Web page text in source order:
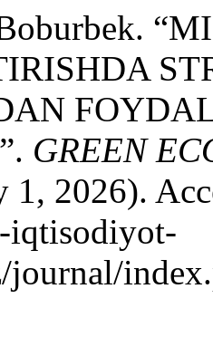
GREEN
1, 2026).
iqtisodiyot-
journal/